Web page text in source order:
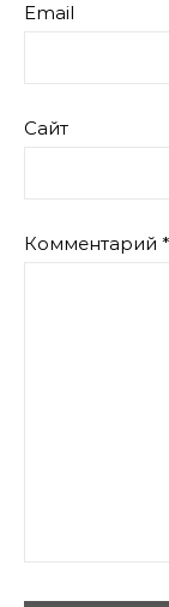
Email
Сайт
Комментарий *